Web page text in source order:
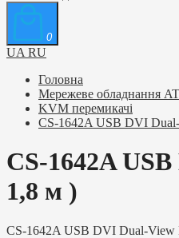
0
UA RU
Головна
Мережеве обладнання
KVM перемикачі
CS-1642A USB DVI
CS-1642A
1,8 м )
CS-1642A USB DVI Dual-View